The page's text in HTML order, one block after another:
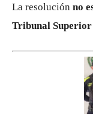
La resolución no
Tribunal Superior